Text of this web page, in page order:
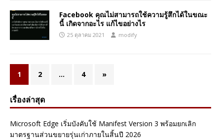
Facebook คุณไม่สามารถใช้ความรู้สึกได้ในขณะ
นี้ เกิดจากอะไร แก้ไขอย่างไร
25 ตุลาคม 2021 modify
1 2 … 4 »
เรื่องล่าสุด
Microsoft Edge เริ่มบังคับใช้ Manifest Version 3 พร้อมยกเลิก
มาตรฐานส่วนขยายรุ่นเก่าภายในสิ้นปี 2026